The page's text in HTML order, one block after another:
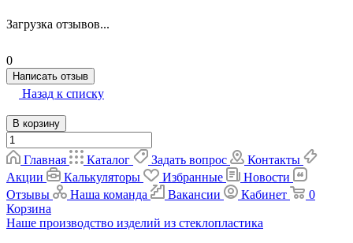
Загрузка отзывов...
0
Написать отзыв
Назад к списку
В корзину
Главная Каталог Задать вопрос
Контакты
Акции
Калькуляторы Избранные
Новости
Отзывы
Наша команда Вакансии Кабинет
0
Корзина
Наше производство изделий из стеклопластика